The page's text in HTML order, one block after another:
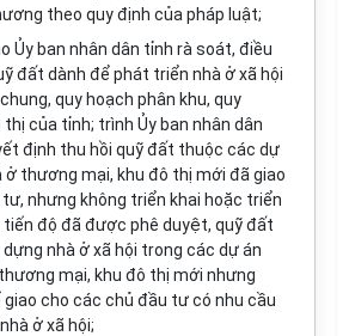
theo quy định của pháp luật;
Ủy ban nhân dân tỉnh rà soát, điều
đất dành để phát triển nhà ở xã hội
quy hoạch phân khu, quy
của tỉnh; trình Ủy ban nhân dân
định thu hồi quỹ đất thuộc các dự
ở thương mại, khu đô thị mới đã giao
nhưng không triển khai hoặc triển
tiến độ đã được phê duyệt, quỹ đất
dựng nhà ở xã hội trong các dự án
mại, khu đô thị mới nhưng
cho các chủ đầu tư có nhu cầu
ở xã hội;